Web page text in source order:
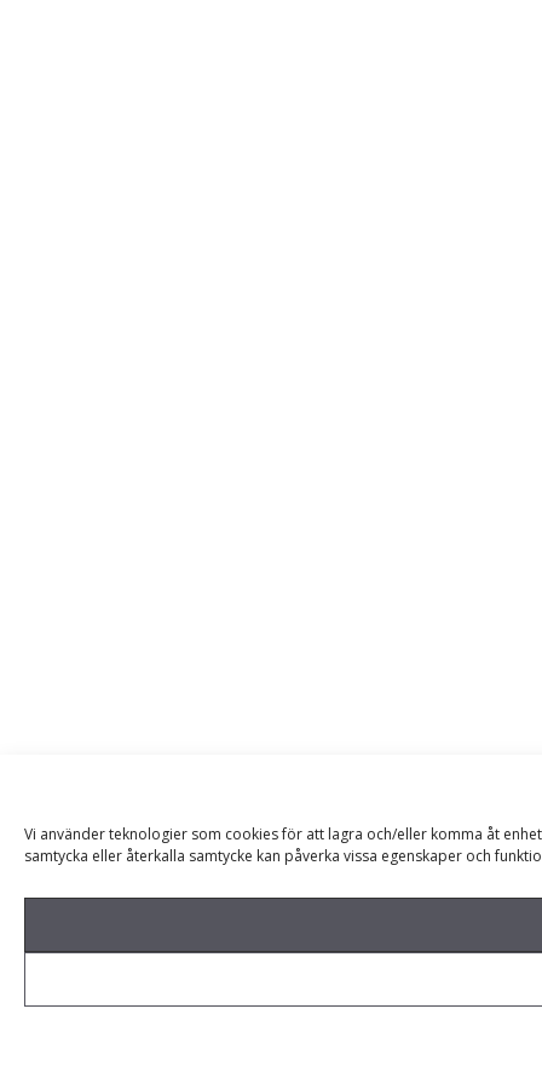
Vi använder teknologier som cookies för att lagra och/eller komma åt
samtycka eller återkalla samtycke kan påverka vissa egenskaper och